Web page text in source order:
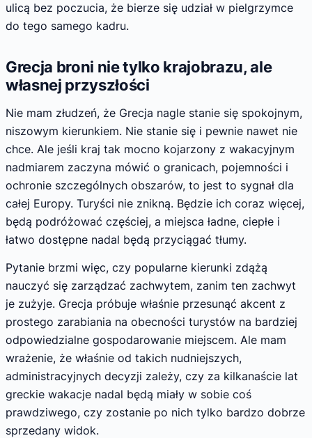
ulicą bez poczucia, że bierze się udział w pielgrzymce
do tego samego kadru.
Grecja broni nie tylko krajobrazu, ale
własnej przyszłości
Nie mam złudzeń, że Grecja nagle stanie się spokojnym,
niszowym kierunkiem. Nie stanie się i pewnie nawet nie
chce. Ale jeśli kraj tak mocno kojarzony z wakacyjnym
nadmiarem zaczyna mówić o granicach, pojemności i
ochronie szczególnych obszarów, to jest to sygnał dla
całej Europy. Turyści nie znikną. Będzie ich coraz więcej,
będą podróżować częściej, a miejsca ładne, ciepłe i
łatwo dostępne nadal będą przyciągać tłumy.
Pytanie brzmi więc, czy popularne kierunki zdążą
nauczyć się zarządzać zachwytem, zanim ten zachwyt
je zużyje. Grecja próbuje właśnie przesunąć akcent z
prostego zarabiania na obecności turystów na bardziej
odpowiedzialne gospodarowanie miejscem. Ale mam
wrażenie, że właśnie od takich nudniejszych,
administracyjnych decyzji zależy, czy za kilkanaście lat
greckie wakacje nadal będą miały w sobie coś
prawdziwego, czy zostanie po nich tylko bardzo dobrze
sprzedany widok.